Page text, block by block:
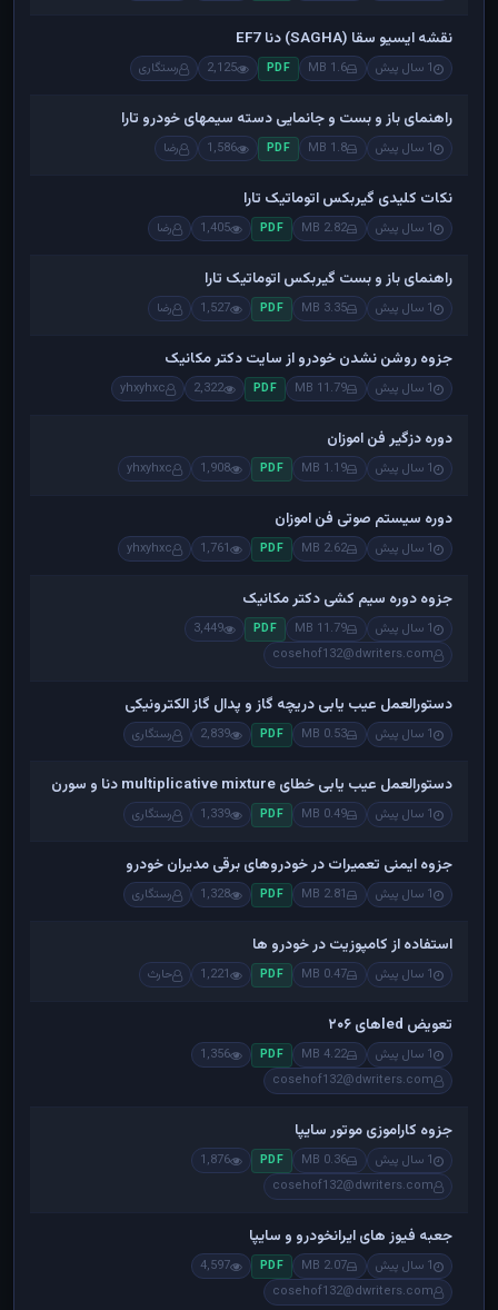
نقشه ایسیو سقا (SAGHA) دنا EF7
1 سال پیش 1.6 MB
PDF
2,125 رستگاری
راهنمای باز و بست و جانمایی دسته سیمهای خودرو تارا
1 سال پیش 1.8 MB
PDF
1,586 رضا
نکات کلیدی گیربکس اتوماتیک تارا
1 سال پیش 2.82 MB
PDF
1,405 رضا
راهنمای باز و بست گیربکس اتوماتیک تارا
1 سال پیش 3.35 MB
PDF
1,527 رضا
جزوه روشن نشدن خودرو از سایت دکتر مکانیک
1 سال پیش 11.79 MB
PDF
2,322
yhxyhxc
دوره دزگیر فن اموزان
1 سال پیش 1.19 MB
PDF
1,908
yhxyhxc
دوره سیستم صوتی فن اموزان
1 سال پیش 2.62 MB
PDF
1,761
yhxyhxc
جزوه دوره سیم کشی دکتر مکانیک
1 سال پیش 11.79 MB
PDF
3,449
cosehof132@dwriters.com
دستورالعمل عیب یابی دریچه گاز و پدال گاز الکترونیکی
1 سال پیش 0.53 MB
PDF
2,839 رستگاری
دستورالعمل عیب یابی خطای multiplicative mixture دنا و سورن
1 سال پیش 0.49 MB
PDF
1,339 رستگاری
جزوه ایمنی تعمیرات در خودروهای برقی مدیران خودرو
1 سال پیش 2.81 MB
PDF
1,328 رستگاری
استفاده از کامپوزیت در خودرو ها
1 سال پیش 0.47 MB
PDF
1,221 حارث
تعویض ledهای ۲۰۶
1 سال پیش 4.22 MB
PDF
1,356
cosehof132@dwriters.com
جزوه کاراموزی موتور سایپا
1 سال پیش 0.36 MB
PDF
1,876
cosehof132@dwriters.com
جعبه فیوز های ایرانخودرو و سایپا
1 سال پیش 2.07 MB
PDF
4,597
cosehof132@dwriters.com